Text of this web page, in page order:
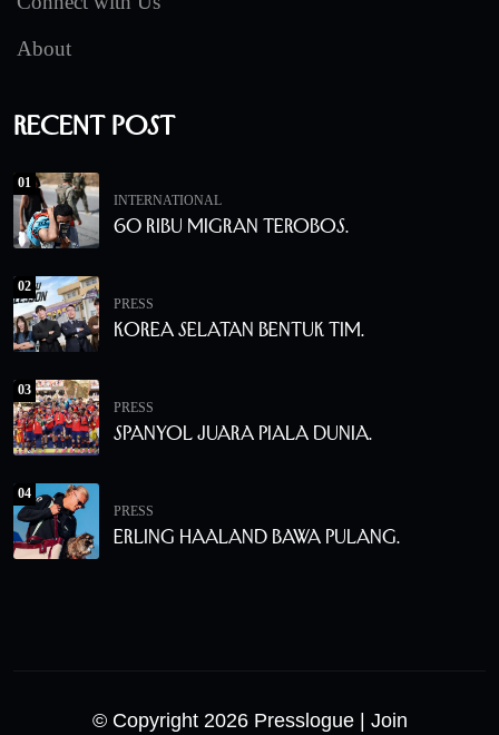
About
Recent Post
01
INTERNATIONAL
60 Ribu Migran Terobos.
02
PRESS
Korea Selatan Bentuk Tim.
03
PRESS
Spanyol Juara Piala Dunia.
04
PRESS
Erling Haaland Bawa Pulang.
© Copyright 2026 Presslogue | Join